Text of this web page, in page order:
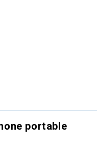
portable